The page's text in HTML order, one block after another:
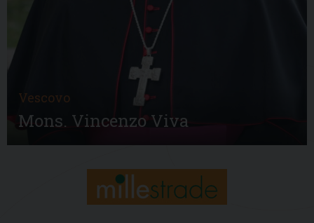
Vescovo
Mons. Vincenzo Viva